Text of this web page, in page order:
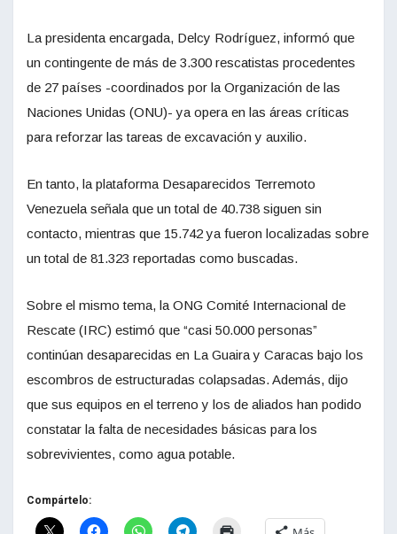
La presidenta encargada, Delcy Rodríguez, informó que
un contingente de más de 3.300 rescatistas procedentes
de 27 países -coordinados por la Organización de las
Naciones Unidas (ONU)- ya opera en las áreas críticas
para reforzar las tareas de excavación y auxilio.
En tanto, la plataforma Desaparecidos Terremoto
Venezuela señala que un total de 40.738 siguen sin
contacto, mientras que 15.742 ya fueron localizadas sobre
un total de 81.323 reportadas como buscadas.
Sobre el mismo tema, la ONG Comité Internacional de
Rescate (IRC) estimó que “casi 50.000 personas”
continúan desaparecidas en La Guaira y Caracas bajo los
escombros de estructuradas colapsadas. Además, dijo
que sus equipos en el terreno y los de aliados han podido
constatar la falta de necesidades básicas para los
sobrevivientes, como agua potable.
Compártelo: